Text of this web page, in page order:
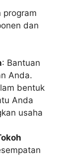
program
dan
: Bantuan
Anda.
bentuk
Anda
usaha